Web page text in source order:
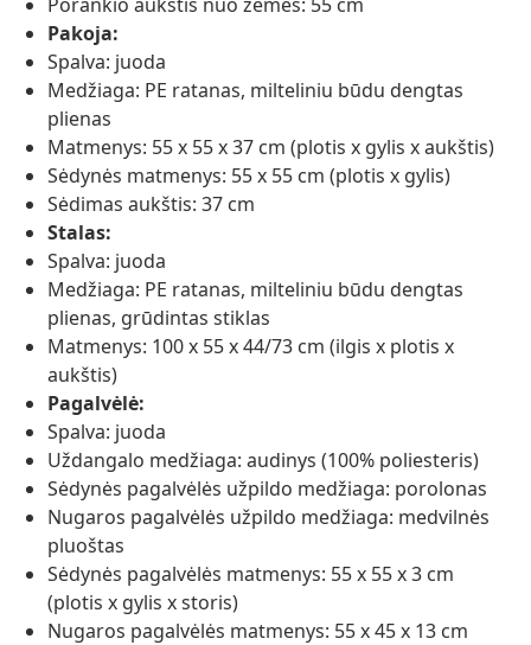
Pakoja:
Spalva: juoda
Medžiaga: PE ratanas, milteliniu būdu dengtas
plienas
Matmenys: 55 x 55 x 37 cm (plotis x gylis x aukštis)
Sėdynės matmenys: 55 x 55 cm (plotis x gylis)
Sėdimas aukštis: 37 cm
Stalas:
Spalva: juoda
Medžiaga: PE ratanas, milteliniu būdu dengtas
plienas, grūdintas stiklas
Matmenys: 100 x 55 x 44/73 cm (ilgis x plotis x
aukštis)
Pagalvėlė:
Spalva: juoda
Uždangalo medžiaga: audinys (100% poliesteris)
Sėdynės pagalvėlės užpildo medžiaga: porolonas
Nugaros pagalvėlės užpildo medžiaga: medvilnės
pluoštas
Sėdynės pagalvėlės matmenys: 55 x 55 x 3 cm
(plotis x gylis x storis)
Nugaros pagalvėlės matmenys: 55 x 45 x 13 cm